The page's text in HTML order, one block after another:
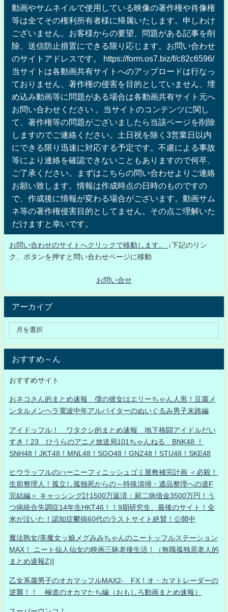
動画やサムネイルで使用している映像の著作権や肖像権
等は全てその権利所有者様に帰属いたします。申しわけ
ございません。お客様からの要望、問題がある記事を削
除、送信防止措置にできる限り応じます。お問い合わせ
のサイトアドレスです。 https://form.os7.biz/f/c82c6596/
当サイトは各動画共有サイトへのアップロードは行なっ
ておりません、著作権の侵害を目的としていません、埋
め込み動画等に問題がある場合は各動画共有サイト元へ
お問い合わせください 。当サイトのコンテンツに関し
て、著作権等の問題がございましたら当該ページを削除
しますのでご連絡ください。土日祝を除く3営業日以内
にできる限り迅速に対応する予定です。不慮による事故
等により連絡を確認できないこともありますので何卒、
ご了承ください。まずはこちらの問い合わせよりご連絡
お願い致します。情報は作成時点の日時のものですの
で、作成後に情報が変わる場合がございます。動画サム
ネ等の著作権侵害目的としてません。その点ご理解いた
だけますと幸いです。
お問い合わせのサイトへクリックで移動します。
↓下記のリン
ク、ボタンを押すと問い合わせページに移動
お問い合せ
アーカイブ
おすすめ～ん
おすすめサイト
おネコさん的まとめ速報 僕の彼女はエリーちゃん人形！豆腐メ
ンタルメンヘラ電波中年アルバイターのぬいぐるみ男子末路編
アイドッフル！ ワタクシ的まとめ速報 地下格闘アイドルだい
すき！23 ひうらのアニメ放送局101ちゃんねる BNK48 ！
SNH48！JKT48！MNL48！SGO48！GNZ48！STU48！SKE48
ヒウラッフルのハーニーフィニッシュゴミ屋敷補完計画 ＜必殺！
生前整理人！孤立し孤独死からの～特殊清掃・遺品整理への道F
完結編＞ キャッシング計1500万返済：厨二病借金3500万円！う
つ病統合失調症14年生HKT46！！9期研究生、最後のサイト！全
米が泣いた！認知症鬱病60代のラストサイト絶賛！公開中
魔法熟女/美魔女ッ娘メグみみちゃんのニートッフルステーション
MAX！ ニート仙人仙女の映画三昧老後生活！（無職孤独居老人的
まとめ速報Z)]
乙女系腐男子のオカマッフルMAX2- FX！オ・カマトレーダーの
逆襲！！ 極道のオカマたち編（おもしろ動画まとめ速報）